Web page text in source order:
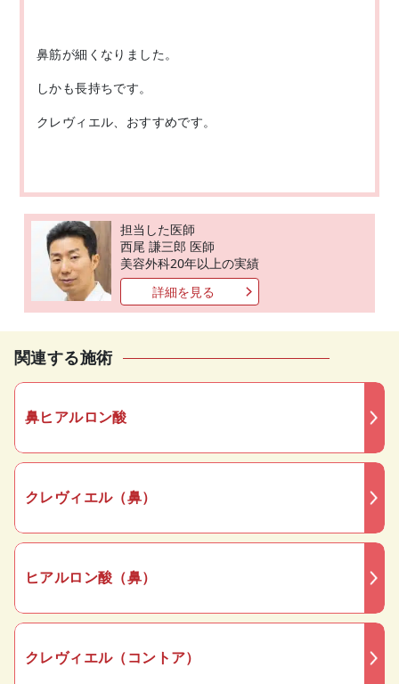
鼻筋が細くなりました。
しかも長持ちです。
クレヴィエル、おすすめです。
担当した医師
西尾 謙三郎 医師
美容外科20年以上の実績
詳細を見る
関連する施術
鼻ヒアルロン酸
クレヴィエル（鼻）
ヒアルロン酸（鼻）
クレヴィエル（コントア）